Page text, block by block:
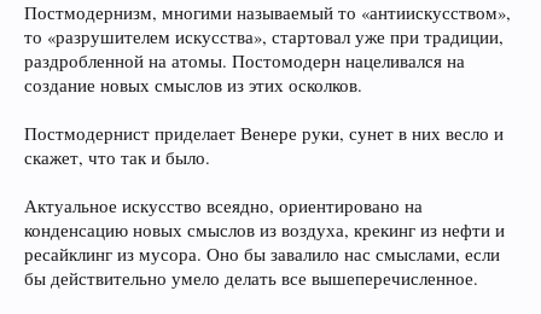
Постмодернизм, многими называемый то «антиискусством»,
то «разрушителем искусства», стартовал уже при традиции,
раздробленной на атомы. Постомодерн нацеливался на
создание новых смыслов из этих осколков.
Постмодернист приделает Венере руки, сунет в них весло и
скажет, что так и было.
Актуальное искусство всеядно, ориентировано на
конденсацию новых смыслов из воздуха, крекинг из нефти и
ресайклинг из мусора. Оно бы завалило нас смыслами, если
бы действительно умело делать все вышеперечисленное.